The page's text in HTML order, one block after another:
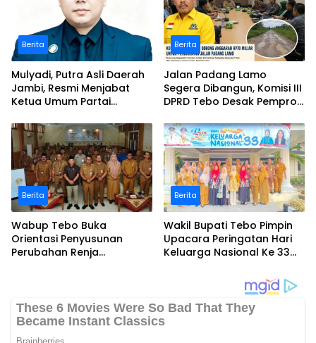
Berita
Mulyadi, Putra Asli Daerah
Jambi, Resmi Menjabat
Ketua Umum Partai
Perwakilan ASEAN Partai
Perubahan di Malaysia
Berita
Jalan Padang Lamo
Segera Dibangun, Komisi III
DPRD Tebo Desak Pemprov
Anggaran Rp70 Miliar
Berita
Wabup Tebo Buka
Orientasi Penyusunan
Perubahan Renja
Berita
Wakil Bupati Tebo Pimpin
Upacara Peringatan Hari
Keluarga Nasional Ke 33